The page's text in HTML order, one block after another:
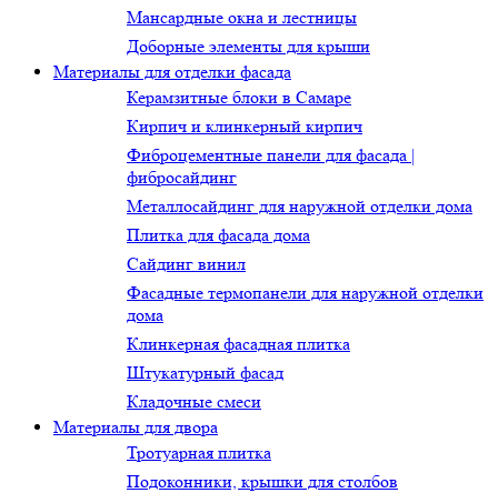
Мансардные окна и лестницы
Доборные элементы для крыши
Материалы для отделки фасада
Керамзитные блоки в Самаре
Кирпич и клинкерный кирпич
Фиброцементные панели для фасада |
фибросайдинг
Металлосайдинг для наружной отделки дома
Плитка для фасада дома
Сайдинг винил
Фасадные термопанели для наружной отделки
дома
Клинкерная фасадная плитка
Штукатурный фасад
Кладочные смеси
Материалы для двора
Тротуарная плитка
Подоконники, крышки для столбов